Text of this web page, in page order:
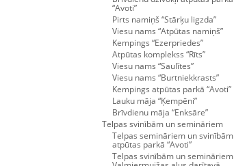
“Avoti”
Pirts namiņš “Stārķu ligzda”
Viesu nams “Atpūtas namiņš”
Kempings “Ezerpriedes”
Atpūtas komplekss “Rīts”
Viesu nams “Saulītes”
Viesu nams “Burtniekkrasts”
Kempings atpūtas parkā “Avoti”
Lauku māja “Ķempēni”
Brīvdienu māja “Enksāre”
Telpas svinībām un semināriem
Telpas semināriem un svinībām
atpūtas parkā “Avoti”
Telpas svinībām un semināriem